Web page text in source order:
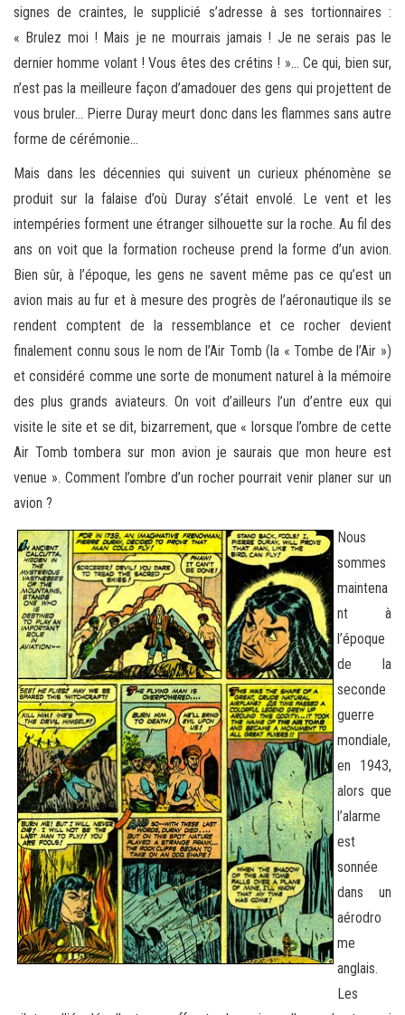
signes de craintes, le supplicié s’adresse à ses tortionnaires :
« Brulez moi ! Mais je ne mourrais jamais ! Je ne serais pas le
dernier homme volant ! Vous êtes des crétins ! »… Ce qui, bien sur,
n’est pas la meilleure façon d’amadouer des gens qui projettent de
vous bruler… Pierre Duray meurt donc dans les flammes sans autre
forme de cérémonie…
Mais dans les décennies qui suivent un curieux phénomène se
produit sur la falaise d’où Duray s’était envolé. Le vent et les
intempéries forment une étranger silhouette sur la roche. Au fil des
ans on voit que la formation rocheuse prend la forme d’un avion.
Bien sûr, à l’époque, les gens ne savent même pas ce qu’est un
avion mais au fur et à mesure des progrès de l’aéronautique ils se
rendent comptent de la ressemblance et ce rocher devient
finalement connu sous le nom de l’Air Tomb (la « Tombe de l’Air »)
et considéré comme une sorte de monument naturel à la mémoire
des plus grands aviateurs. On voit d’ailleurs l’un d’entre eux qui
visite le site et se dit, bizarrement, que « lorsque l’ombre de cette
Air Tomb tombera sur mon avion je saurais que mon heure est
venue ». Comment l’ombre d’un rocher pourrait venir planer sur un
avion ?
Nous
sommes
maintena
nt à
l’époque
de la
seconde
guerre
mondiale,
en 1943,
alors que
l’alarme
est
sonnée
dans un
aérodro
me
anglais.
Les